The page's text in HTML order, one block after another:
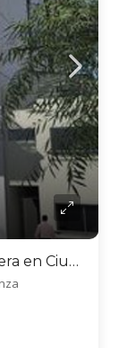
Departamento en venta c/ cochera en Ciudad Madero